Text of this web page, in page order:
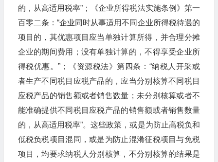
的，从高适用税率”；《企业所得税法实施条例》第一
百零二条：“企业同时从事适用不同企业所得税待遇的
项目的，其优惠项目应当单独计算所得，并合理分摊
企业的期间费用；没有单独计算的，不得享受企业所
得税优惠。”；《资源税法》第四条：“纳税人开采或
者生产不同税目应税产品的，应当分别核算不同税目
应税产品的销售额或者销售数量；未分别核算或者不
能准确提供不同税目应税产品的销售额或者销售数量
的，从高适用税率”。这些政策，或是为防止高税负和
低税负税项目混同，或是为防止混淆征税项目与免税
项目，均要求纳税人分别核算，不分别核算的结果是